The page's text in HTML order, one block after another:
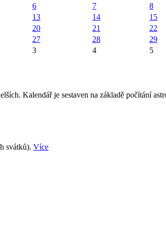
6
7 8
13
14 15
20
21 22
27
28 29
3
4 5
Kalendář je sestaven na základě počítání
svátků). Více